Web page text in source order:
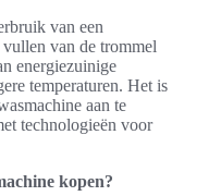
van een
van de trommel
energiezuinige
temperaturen. Het is
aan te
technologieën voor
kopen?